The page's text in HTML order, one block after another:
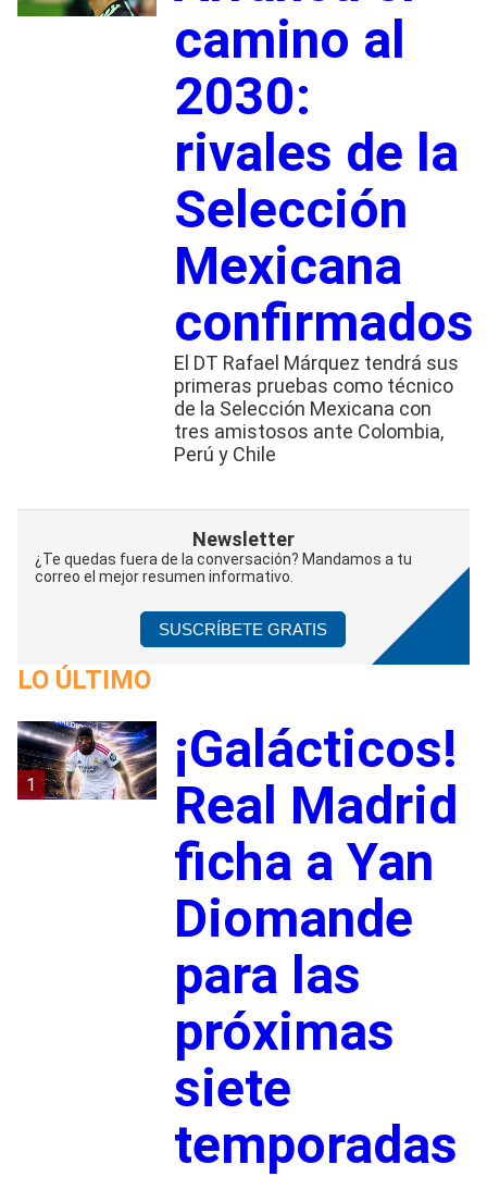
camino al
2030:
rivales de la
Selección
Mexicana
confirmados
El DT Rafael Márquez tendrá sus
primeras pruebas como técnico
de la Selección Mexicana con
tres amistosos ante Colombia,
Perú y Chile
Newsletter
¿Te quedas fuera de la conversación? Mandamos a tu
correo el mejor resumen informativo.
SUSCRÍBETE GRATIS
LO ÚLTIMO
1
¡Galácticos!
Real Madrid
ficha a Yan
Diomande
para las
próximas
siete
temporadas